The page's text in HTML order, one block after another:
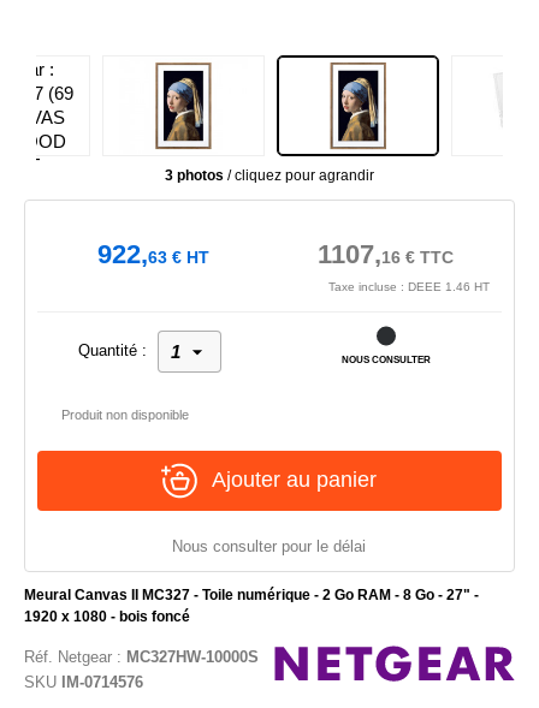
3 photos / cliquez pour agrandir
Meural Canvas II MC327 - Toile numérique - 2 Go RAM - 8 Go - 27" -
1920 x 1080 - bois foncé
Réf. Netgear: MC327HW-10000S
SKU
IM-0714576
922,63€HT 1107,16 € TTC
Taxe incluse : DEEE 1.46 HT
Quantité :
NOUS CONSULTER
Produit non disponible
Ajouter au panier
Nous consulter pour le délai